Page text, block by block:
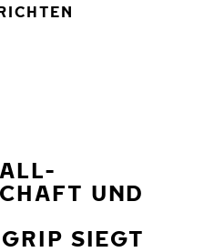
W
UND A
SIEGT